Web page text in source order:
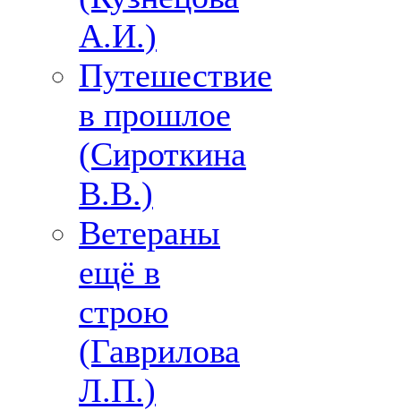
А.И.)
Путешествие
в прошлое
(Сироткина
В.В.)
Ветераны
ещё в
строю
(Гаврилова
Л.П.)